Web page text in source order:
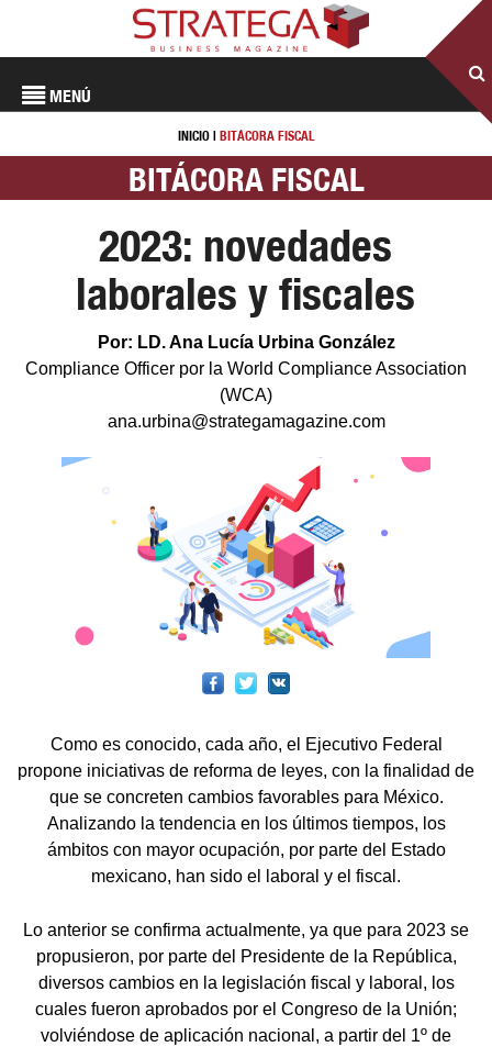
MENÚ
INICIO| BITÁCORA FISCAL
BITÁCORA FISCAL
2023: novedades
laborales y fiscales
Por: LD. Ana Lucía Urbina González
Compliance Officer por la World Compliance Association
(WCA)
ana.urbina@strategamagazine.com
Como es conocido, cada año, el Ejecutivo Federal
propone iniciativas de reforma de leyes, con la finalidad de
que se concreten cambios favorables para México.
Analizando la tendencia en los últimos tiempos, los
ámbitos con mayor ocupación, por parte del Estado
mexicano, han sido el laboral y el fiscal.
Lo anterior se confirma actualmente, ya que para 2023 se
propusieron, por parte del Presidente de la República,
diversos cambios en la legislación fiscal y laboral, los
cuales fueron aprobados por el Congreso de la Unión;
volviéndose de aplicación nacional, a partir del 1º de